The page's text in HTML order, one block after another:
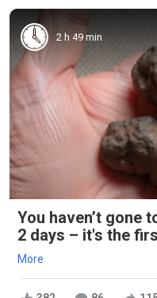
2 h 49 min
You haven’t gone
2 days – it's the
More